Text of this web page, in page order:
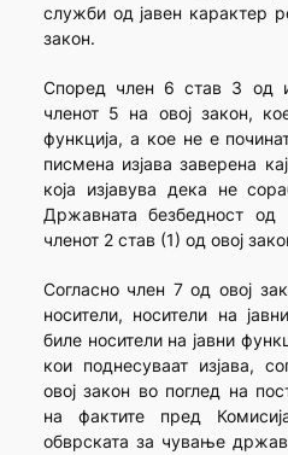
служби од јавен карактер
закон.
Според член 6 став 3 од
членот 5 на овој закон,
функција, а кое не е
писмена изјава заверена
која изјавува дека не
Државната безбедност од
членот 2 став (1) од овој
Согласно член 7 од овој
носители, носители на
биле носители на јавни
кои поднесуваат изјава,
овој закон во поглед на
на фактите пред
обврската за чување